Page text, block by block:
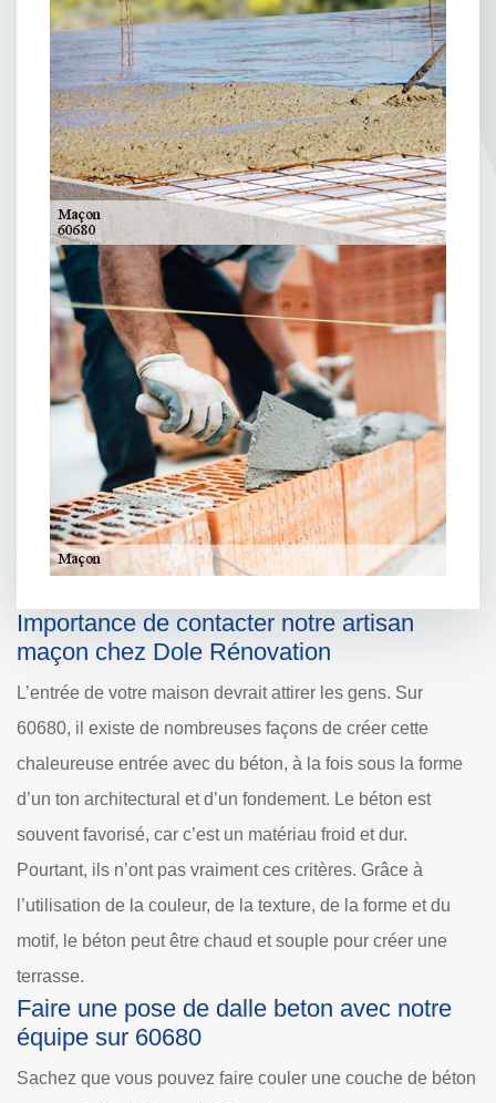
Importance de contacter notre artisan
maçon chez Dole Rénovation
L’entrée de votre maison devrait attirer les gens. Sur
60680, il existe de nombreuses façons de créer cette
chaleureuse entrée avec du béton, à la fois sous la forme
d’un ton architectural et d’un fondement. Le béton est
souvent favorisé, car c’est un matériau froid et dur.
Pourtant, ils n’ont pas vraiment ces critères. Grâce à
l’utilisation de la couleur, de la texture, de la forme et du
motif, le béton peut être chaud et souple pour créer une
terrasse.
Faire une pose de dalle beton avec notre
équipe sur 60680
Sachez que vous pouvez faire couler une couche de béton